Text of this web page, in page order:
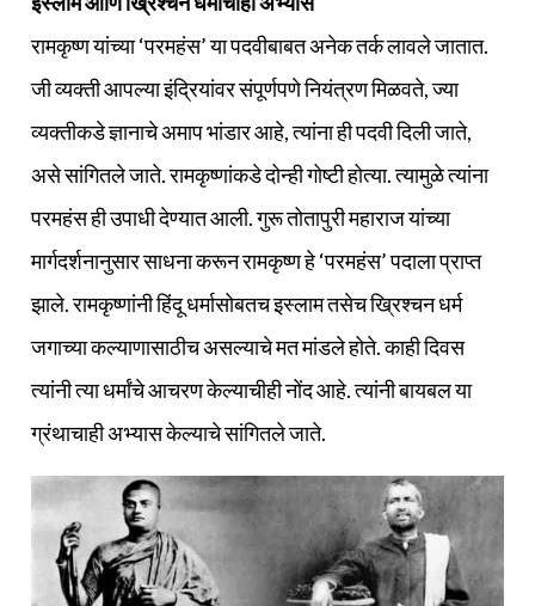
रामकृष्ण यांच्या ‘परमहंस’ या पदवीबाबत अनेक तर्क लावले जातात.
जी व्यक्‍ती आपल्या इंद्रियांवर संपूर्णपणे नियंत्रण मिळवते, ज्या
व्यक्तीकडे ज्ञानाचे अमाप भांडार आहे, त्यांना ही पदवी दिली जाते,
असे सांगितले जाते. रामकृष्णांकडे दोन्ही गोष्टी होत्या. त्यामुळे त्यांना
परमहंस ही उपाधी देण्यात आली. गुरू तोतापुरी महाराज यांच्या
मार्गदर्शनानुसार साधना करून रामकृष्ण हे ‘परमहंस’ पदाला प्राप्त
झाले. रामकृष्णांनी हिंदू धर्मासोबतच इस्लाम तसेच ख्रिश्‍चन धर्म
जगाच्या कल्याणासाठीच असल्याचे मत मांडले होते. काही दिवस
त्यांनी त्या धर्मांचे आचरण केल्याचीही नोंद आहे. त्यांनी बायबल या
ग्रंथाचाही अभ्यास केल्याचे सांगितले जाते.